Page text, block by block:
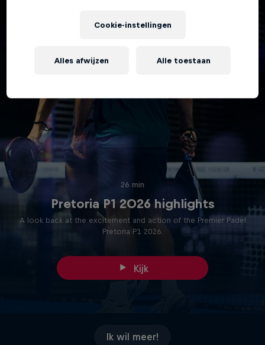
26 min
Pretoria P1 2026 highlights
A look back at the excitement and action of the Premier Padel
Pretoria P1 2026.
Kijk
Ik wil meer!
Cookie-instellingen
Alles afwijzen Alle toestaan